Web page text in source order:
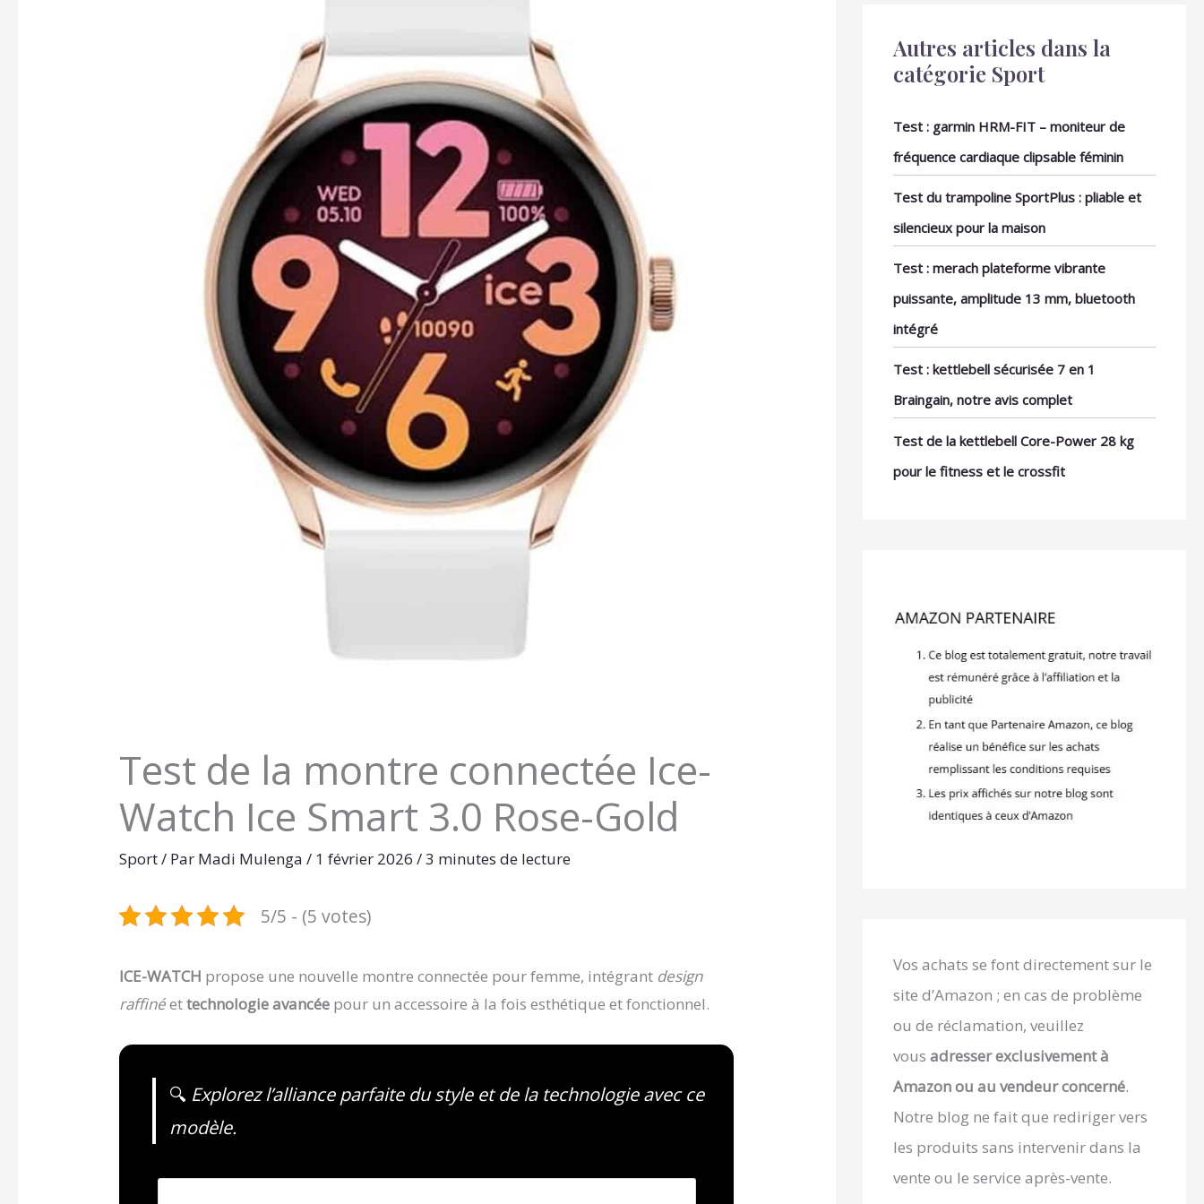
Test de la montre connectée Ice-
Watch Ice Smart 3.0 Rose-Gold
Sport/ Par Madi Mulenga/ 1 février 2026/3 minutes de lecture
5/5 - (5 votes)
ICE-WATCH propose une nouvelle montre connectée pour femme, intégrant design
raffinéettechnologie avancée pour un accessoire à la fois esthétique et fonctionnel.
🔍 Explorez l’alliance parfaite du style et de la technologie avec ce
modèle.
Autres articles dans la
catégorie Sport
Test : garmin HRM-FIT – moniteur de
fréquence cardiaque clipsable féminin
Test du trampoline SportPlus : pliable et
silencieux pour la maison
Test : merach plateforme vibrante
puissante, amplitude 13 mm, bluetooth
intégré
Test : kettlebell sécurisée 7 en 1
Braingain, notre avis complet
Test de la kettlebell Core-Power 28 kg
pour le fitness et le crossfit
Vos achats se font directement sur le
site d’Amazon ; en cas de problème
ou de réclamation, veuillez
vous adresser exclusivement à
Amazon ou au vendeur concerné.
Notre blog ne fait que rediriger vers
les produits sans intervenir dans la
vente ou le service après-vente.